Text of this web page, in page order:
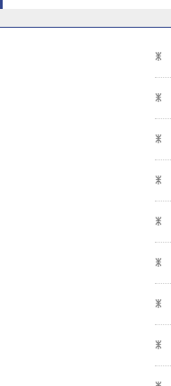
ꂓ
ꂓ
ꂓ
ꂓ
ꂓ
ꂓ
ꂓ
ꂓ